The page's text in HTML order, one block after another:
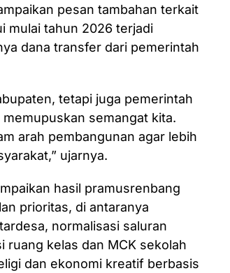
pesan tambahan terkait
mulai tahun 2026 terjadi
dana transfer dari pemerintah
tetapi juga pemerintah
semangat kita.
arah pembangunan agar lebih
ujarnya.
hasil pramusrenbang
prioritas, di antaranya
normalisasi saluran
ruang kelas dan MCK sekolah
dan ekonomi kreatif berbasis